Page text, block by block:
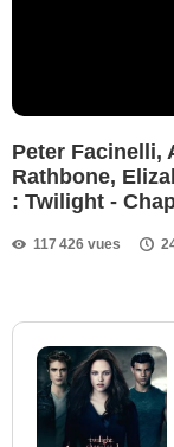
Peter Facinelli,
Rathbone,
: Twilight -
117 426 vues